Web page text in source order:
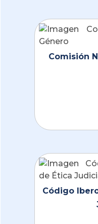
Comisión
Código